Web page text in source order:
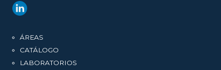
ÁREAS
CATÁLOGO
LABORATORIOS